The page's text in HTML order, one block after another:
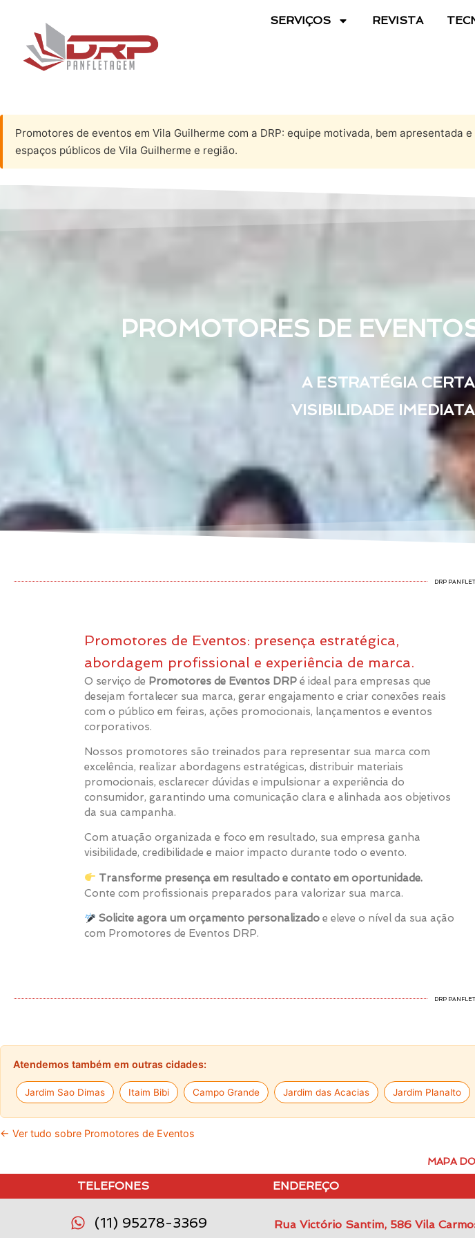
SERVIÇOS REVISTA
Promotores de eventos em Vila Guilherme com a DRP: equipe motivada, bem
espaços públicos de Vila Guilherme e região.
PROMOTORES DE
A ESTRATÉGIA
VISIBILIDADE
DRP
Promotores de Eventos: presença estratégica,
abordagem profissional e experiência de marca.
O serviço de Promotores de Eventos DRP é ideal para empresas que
desejam fortalecer sua marca, gerar engajamento e criar conexões reais
com o público em feiras, ações promocionais, lançamentos e eventos
corporativos.
Nossos promotores são treinados para representar sua marca com
excelência, realizar abordagens estratégicas, distribuir materiais
promocionais, esclarecer dúvidas e impulsionar a experiência do
consumidor, garantindo uma comunicação clara e alinhada aos objetivos
da sua campanha.
Com atuação organizada e foco em resultado, sua empresa ganha
visibilidade, credibilidade e maior impacto durante todo o evento.
Transforme presença em resultado e contato em oportunidade.
Conte com profissionais preparados para valorizar sua marca.
Solicite agora um orçamento personalizado e eleve o nível da sua ação
com Promotores de Eventos DRP.
DRP
Atendemos também em outras cidades:
Jardim Sao Dimas Itaim Bibi Campo Grande Jardim das Acacias Jardim Planalto
← Ver tudo sobre Promotores de Eventos
MAPA
TELEFONES ENDEREÇO
(11) 95278-3369 Rua Victório Santim, 586 Vila